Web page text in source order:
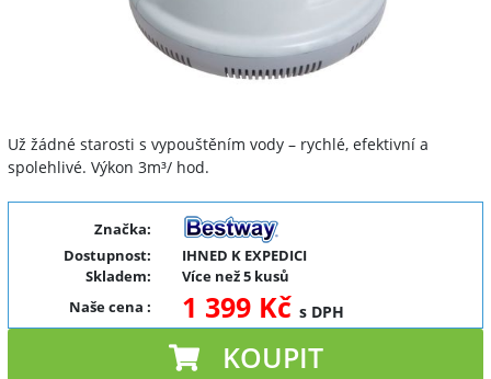
Už žádné starosti s vypouštěním vody – rychlé, efektivní a
spolehlivé. Výkon 3m³/ hod.
Značka:
Dostupnost:
IHNED K EXPEDICI
Skladem:
Více než 5 kusů
Naše cena : 1 399 Kč s DPH
KOUPIT